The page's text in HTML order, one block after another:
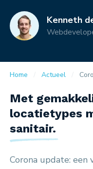
Kenneth
Home Actueel Corona
Met
locatietypes
sanitair.
Corona update: een